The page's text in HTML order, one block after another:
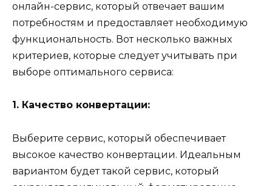
онлайн-сервис, который отвечает вашим
потребностям и предоставляет необходимую
функциональность. Вот несколько важных
критериев, которые следует учитывать при
выборе оптимального сервиса:
1. Качество конвертации:
Выберите сервис, который обеспечивает
высокое качество конвертации. Идеальным
вариантом будет такой сервис, который